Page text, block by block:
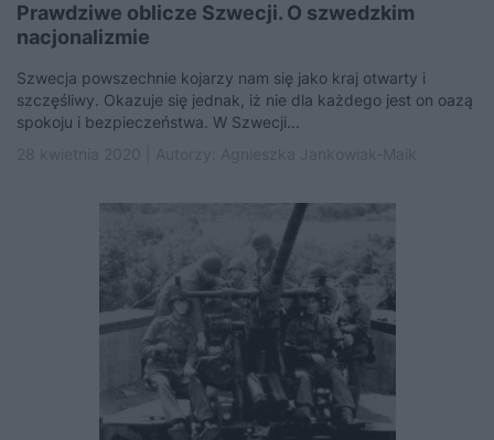
Prawdziwe oblicze Szwecji. O szwedzkim
nacjonalizmie
Szwecja powszechnie kojarzy nam się jako kraj otwarty i
szczęśliwy. Okazuje się jednak, iż nie dla każdego jest on oazą
spokoju i bezpieczeństwa. W Szwecji...